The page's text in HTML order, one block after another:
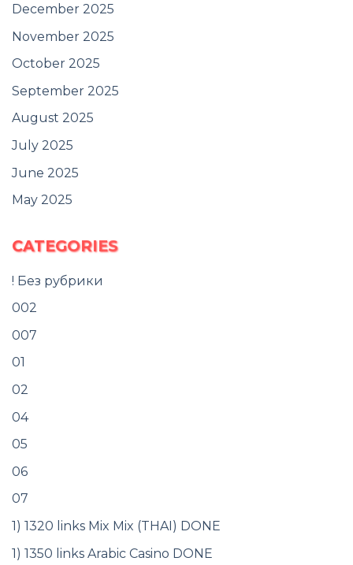
December 2025
November 2025
October 2025
September 2025
August 2025
July 2025
June 2025
May 2025
CATEGORIES
! Без рубрики
002
007
01
02
04
05
06
07
1) 1320 links Mix Mix (THAI) DONE
1) 1350 links Arabic Casino DONE